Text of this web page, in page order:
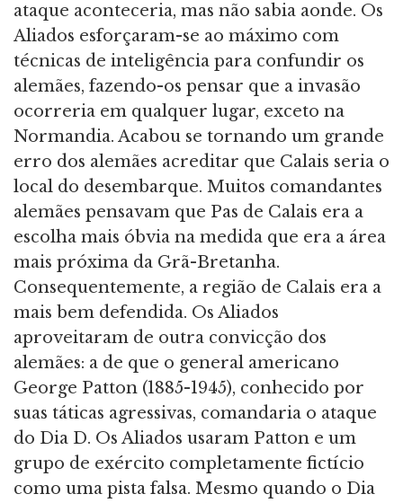
ataque aconteceria, mas não sabia aonde. Os
Aliados esforçaram-se ao máximo com
técnicas de inteligência para confundir os
alemães, fazendo-os pensar que a invasão
ocorreria em qualquer lugar, exceto na
Normandia. Acabou se tornando um grande
erro dos alemães acreditar que Calais seria o
local do desembarque. Muitos comandantes
alemães pensavam que Pas de Calais era a
escolha mais óbvia na medida que era a área
mais próxima da Grã-Bretanha.
Consequentemente, a região de Calais era a
mais bem defendida. Os Aliados
aproveitaram de outra convicção dos
alemães: a de que o general americano
George Patton (1885-1945), conhecido por
suas táticas agressivas, comandaria o ataque
do Dia D. Os Aliados usaram Patton e um
grupo de exército completamente fictício
como uma pista falsa. Mesmo quando o Dia